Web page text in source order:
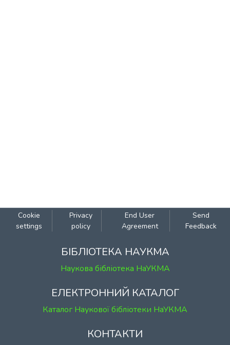
Cookie
settings
Privacy
policy
End User
Agreement
Send
Feedback
БІБЛІОТЕКА НАУКМА
Наукова бібліотека НаУКМА
ЕЛЕКТРОННИЙ КАТАЛОГ
Каталог Наукової бібліотеки НаУКМА
КОНТАКТИ